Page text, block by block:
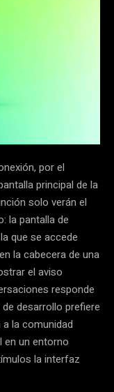
por el
principal de la
solo verán el
la pantalla de
que se accede
la cabecera de una
el aviso
responde
desarrollo prefiere
la comunidad
en un entorno
la interfaz